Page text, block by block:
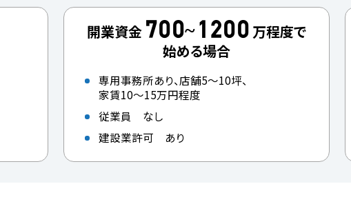
開業資金 700~1200 万程度で
始める場合
専用事務所あり、店舗5～10坪、
家賃10～15万円程度
従業員 なし
建設業許可 あり